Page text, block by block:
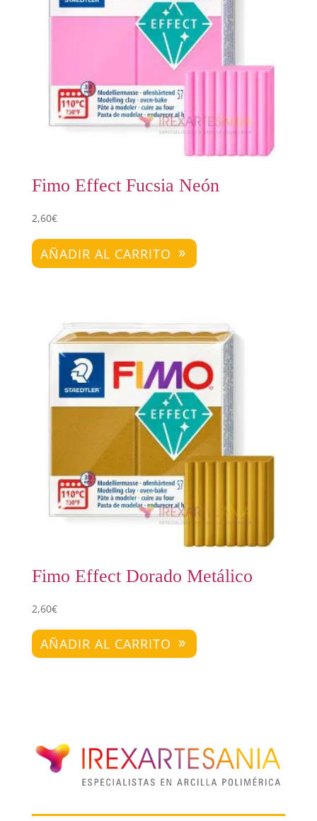
Fimo Effect Fucsia Neón
2,60€
AÑADIR AL CARRITO
Fimo Effect Dorado Metálico
2,60€
AÑADIR AL CARRITO